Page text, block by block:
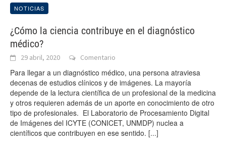
NOTICIAS
¿Cómo la ciencia contribuye en el diagnóstico
médico?
29 abril, 2020 Comentario
Para llegar a un diagnóstico médico, una persona atraviesa
decenas de estudios clínicos y de imágenes. La mayoría
depende de la lectura científica de un profesional de la medicina
y otros requieren además de un aporte en conocimiento de otro
tipo de profesionales. El Laboratorio de Procesamiento Digital
de Imágenes del ICYTE (CONICET, UNMDP) nuclea a
científicos que contribuyen en ese sentido. [...]